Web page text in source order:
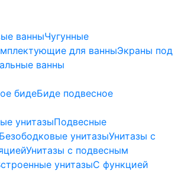
ванныЧугунные
для ванныЭкраны под
ванны
бидеБиде пoдвеснoе
унитазыПодвесные
Безободковые унитазыУнитазы с
Унитазы с подвесным
унитазыС функцией